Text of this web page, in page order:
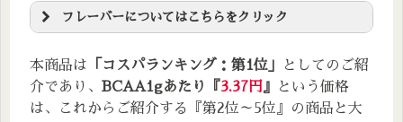
フレーバーについてはこちらをクリック
レモン風味
本商品は 「コスパランキング：第1位」
としてのご紹
介であり、 BCAA1gあたり『 3.37円 』
という価格
は、これからご紹介する『第2位～5位』の商品と大